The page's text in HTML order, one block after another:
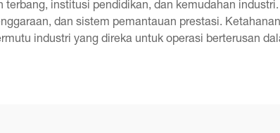
institusi pendidikan, dan kemudahan
dan sistem pemantauan prestasi.
industri yang direka untuk operasi berterusan